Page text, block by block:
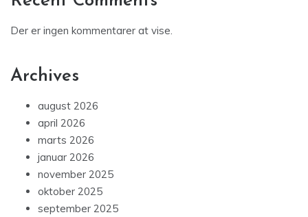
Der er ingen kommentarer at vise.
Archives
august 2026
april 2026
marts 2026
januar 2026
november 2025
oktober 2025
september 2025